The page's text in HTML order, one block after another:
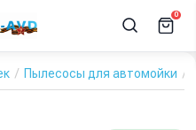
0
Пылесосы для автомойки